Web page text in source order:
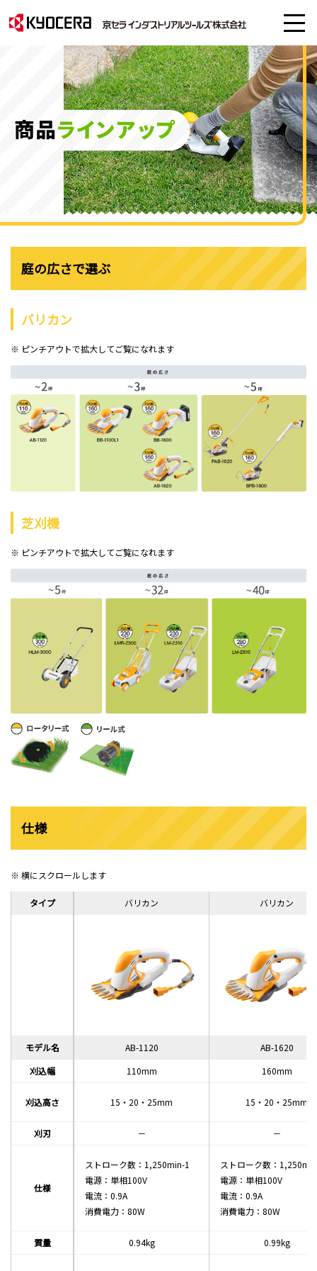
庭の広さで選ぶ
バリカン
※ ピンチアウトで拡大してご覧になれます
芝刈機
※ ピンチアウトで拡大してご覧になれます
仕様
※ 横にスクロールします
タイプ バリカン バリカン
モデル名 AB-1120
AB-1620
刈込幅
110mm 160mm
刈込高さ 15・20・25mm 15・20・25mm
刈刃 － －
仕様
ストローク数：1,250min-1
電源：単相100V
電流：0.9A
消費電力：80W
ストローク数：
電源：単相100V
電流：0.9A
消費電力：80W
質量 0.94kg 0.99kg
タイプ バリカン バリカン
モデル名 AB-1120
AB-1620
刈込幅
110mm 160mm
刈込高さ 15・20・25mm 15・20・25mm
刈刃 － －
仕様
ストローク数：1,250min-1
電源：単相100V
電流：0.9A
消費電力：80W
ストローク数：
電源：単相100V
電流：0.9A
消費電力：80W
質量 0.94kg 0.99kg